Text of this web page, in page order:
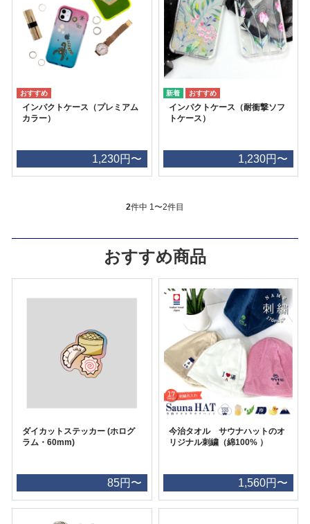
インパクトケース（プレミアム
カラー）
1,230円〜
インパクトケース（耐衝撃ソフ
トケース）
1,230円〜
2件中 1〜2件目
おすすめ商品
ダイカットステッカー (ホログ
ラム・60mm)
85円〜
今治タオル サウナハットのオ
リジナル刺繍（綿100% ）
1,560円〜